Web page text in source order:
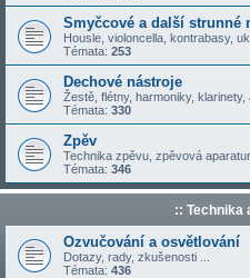
Smyčcové a další strunné
Housle, violoncella, kontrabasy,
Témata: 253
Dechové nástroje
Žestě, flétny, harmoniky, klarinety,
Témata: 330
Zpěv
Technika zpěvu, zpěvová
Témata: 346
:: Technika
Ozvučování a osvětlování
Dotazy, rady, zkušenosti ...
Témata: 436